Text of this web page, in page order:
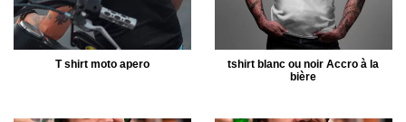
T shirt moto apero
tshirt blanc ou noir Accro à la
bière